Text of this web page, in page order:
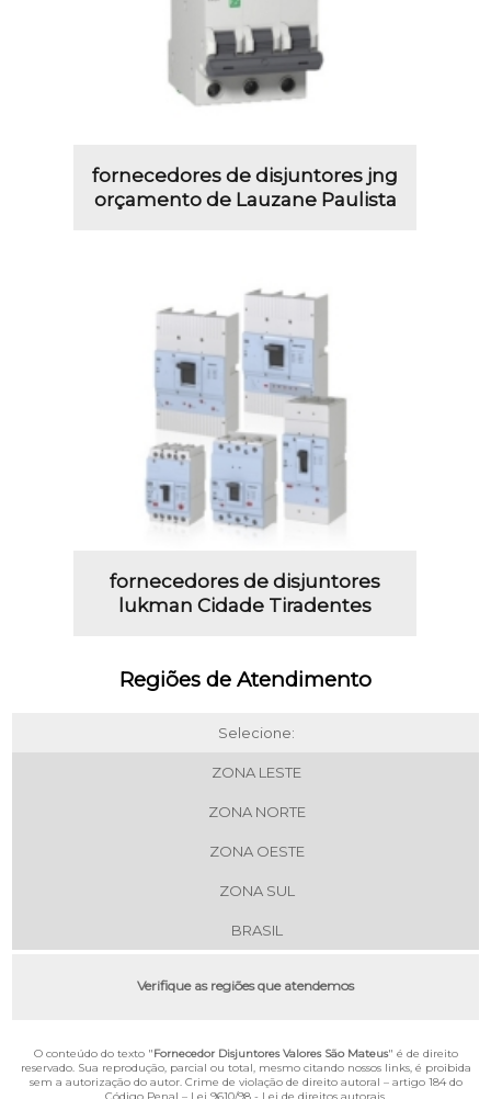
fornecedores de disjuntores jng
orçamento de Lauzane Paulista
fornecedores de disjuntores
lukman Cidade Tiradentes
Regiões de Atendimento
Selecione:
ZONA LESTE
ZONA NORTE
ZONA OESTE
ZONA SUL
BRASIL
Verifique as regiões que atendemos
O conteúdo do texto "Fornecedor Disjuntores Valores São Mateus" é de direito
reservado. Sua reprodução, parcial ou total, mesmo citando nossos links, é proibida
sem a autorização do autor. Crime de violação de direito autoral – artigo 184 do